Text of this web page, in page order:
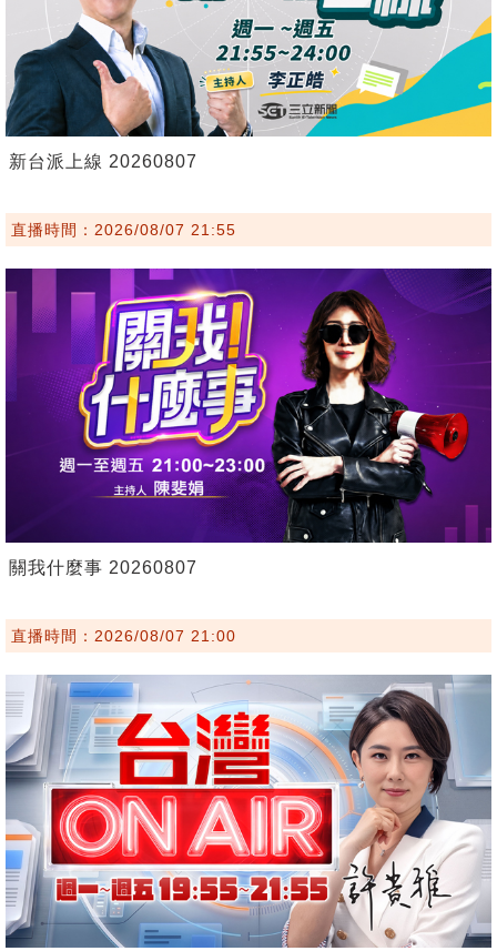
新台派上線 20260807
直播時間：2026/08/07 21:55
關我什麼事 20260807
直播時間：2026/08/07 21:00